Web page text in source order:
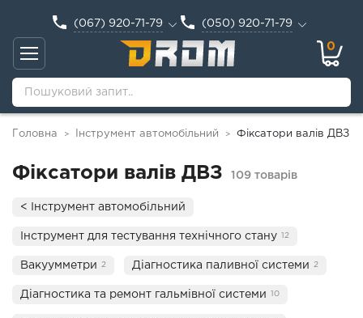
(067) 920-71-79 (050) 920-71-79
0
Головна > Інструмент автомобільний > Фіксатори валів ДВЗ
Фіксатори валів ДВЗ 109 товарів
< Інструмент автомобільний
Інструмент для тестування технічного стану 12
Вакуумметри 2 Діагностика паливної системи 2
Діагностика та ремонт гальмівної системи 10